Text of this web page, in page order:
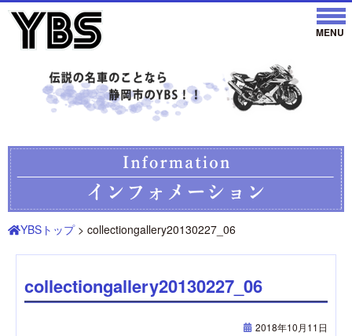
YBSトップ> collectiongallery20130227_06
collectiongallery20130227_06
2018年10月11日